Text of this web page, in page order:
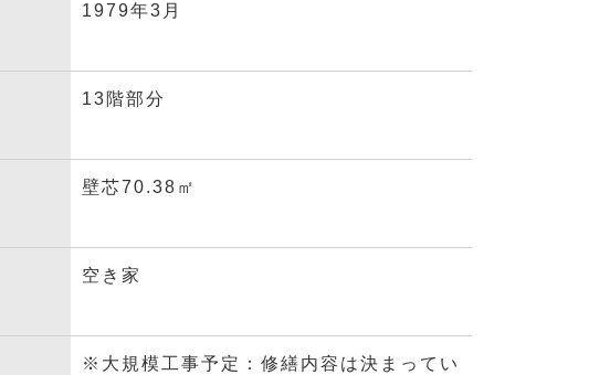
1979年3月
13階部分
壁芯70.38㎡
空き家
※大規模工事予定：修繕内容は決まってい